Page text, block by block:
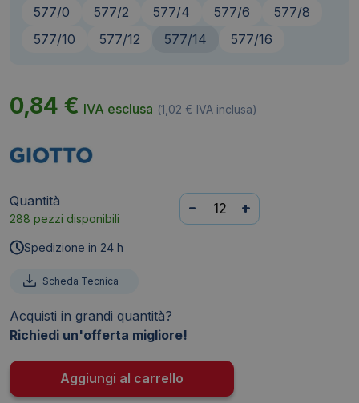
577/0
577/2 577/4 577/6
577/8
577/10
577/12 577/14 577/16
0,84 € IVA esclusa (1,02 € IVA inclusa)
Quantità
288 pezzi disponibili
Pennello
GIOTTO
-
14
-
- +
Spedizione in 24 h
Scheda Tecnica
Acquisti in grandi quantità?
Richiedi un'offerta migliore!
Aggiungi al carrello